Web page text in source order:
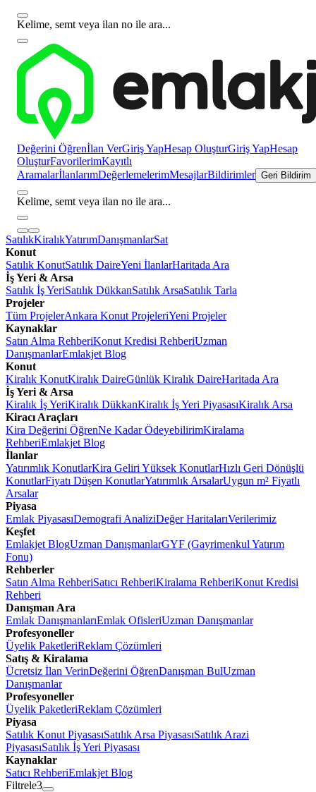
Kelime, semt veya ilan no ile ara...
Değerini Öğrenİlan VerGiriş YapHesap OluşturGiriş YapHesap
OluşturFavorilerimKayıtlı
AramalarİlanlarımDeğerlemelerimMesajlarBildirimler Geri Bildirim
Kelime, semt veya ilan no ile ara...
SatılıkKiralıkYatırımDanışmanlarSat
Konut
Satılık KonutSatılık DaireYeni İlanlarHaritada Ara
İş Yeri & Arsa
Satılık İş YeriSatılık DükkanSatılık ArsaSatılık Tarla
Projeler
Tüm ProjelerAnkara Konut ProjeleriYeni Projeler
Kaynaklar
Satın Alma RehberiKonut Kredisi RehberiUzman
DanışmanlarEmlakjet Blog
Konut
Kiralık KonutKiralık DaireGünlük Kiralık DaireHaritada Ara
İş Yeri & Arsa
Kiralık İş YeriKiralık DükkanKiralık İş Yeri PiyasasıKiralık Arsa
Kiracı Araçları
Kira Değerini ÖğrenNe Kadar ÖdeyebilirimKiralama
RehberiEmlakjet Blog
İlanlar
Yatırımlık KonutlarKira Geliri Yüksek KonutlarHızlı Geri Dönüşlü
KonutlarFiyatı Düşen KonutlarYatırımlık ArsalarUygun m² Fiyatlı
Arsalar
Piyasa
Emlak PiyasasıDemografi AnaliziDeğer HaritalarıVerilerimiz
Keşfet
Emlakjet BlogUzman DanışmanlarGYF (Gayrimenkul Yatırım
Fonu)
Rehberler
Satın Alma RehberiSatıcı RehberiKiralama RehberiKonut Kredisi
Rehberi
Danışman Ara
Emlak DanışmanlarıEmlak OfisleriUzman Danışmanlar
Profesyoneller
Üyelik PaketleriReklam Çözümleri
Satış & Kiralama
Ücretsiz İlan VerinDeğerini ÖğrenDanışman BulUzman
Danışmanlar
Profesyoneller
Üyelik PaketleriReklam Çözümleri
Piyasa
Satılık Konut PiyasasıSatılık Arsa PiyasasıSatılık Arazi
PiyasasıSatılık İş Yeri Piyasası
Kaynaklar
Satıcı RehberiEmlakjet Blog
Filtrele3